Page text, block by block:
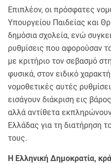
Επιπλέον, οι πρόσφατες
Υπουργείου Παιδείας και
δημόσια σχολεία, ενώ
ρυθμίσεις που αφορούσαν
με κριτήριο τον σεβασμό
φυσικά, στον ειδικό
νομοθετικές αυτές
εισάγουν διάκριση εις
αλλά αντίθετα
Ελλάδας για τη διατήρηση
τους.
Η Ελληνική Δημοκρατία,